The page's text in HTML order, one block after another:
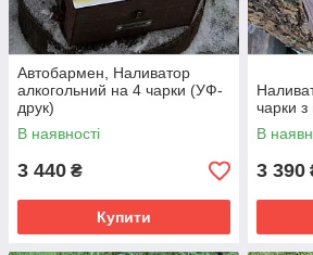
Автобармен, Наливатор
алкогольний на 4 чарки (УФ-
друк)
В наявності
3 440 ₴
Купити
чарки з
В
3 390